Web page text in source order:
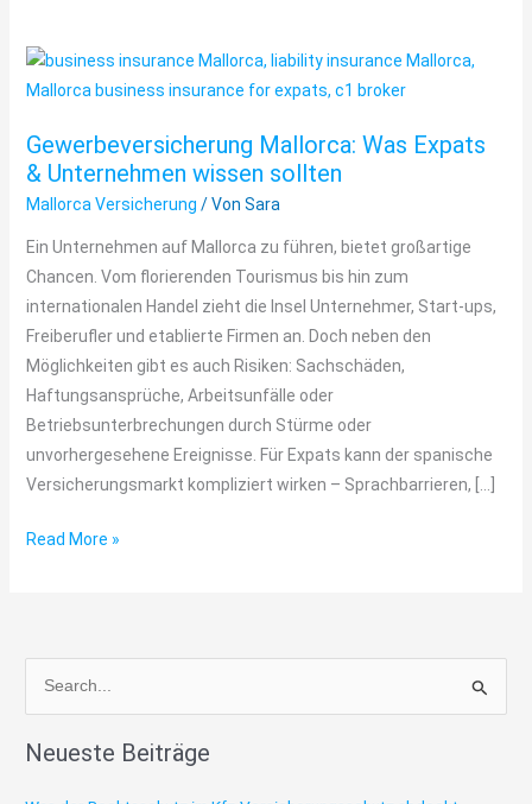
Gewerbeversicherung Mallorca: Was Expats
& Unternehmen wissen sollten
Mallorca Versicherung / Von Sara
Ein Unternehmen auf Mallorca zu führen, bietet großartige
Chancen. Vom florierenden Tourismus bis hin zum
internationalen Handel zieht die Insel Unternehmer, Start-ups,
Freiberufler und etablierte Firmen an. Doch neben den
Möglichkeiten gibt es auch Risiken: Sachschäden,
Haftungsansprüche, Arbeitsunfälle oder
Betriebsunterbrechungen durch Stürme oder
unvorhergesehene Ereignisse. Für Expats kann der spanische
Versicherungsmarkt kompliziert wirken – Sprachbarrieren, […]
Gewerbeversicherung
Mallorca:
Expats
&
Unternehmen
wissen
sollten
Read More »
c
Neueste Beiträge